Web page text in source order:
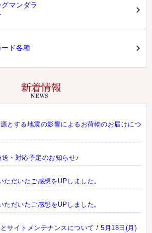
マンダラ
ド各種
とする地震の影響によるお荷物のお届けにつ
送・対応予定のお知らせ♪
ただいたご感想をUPしました。
ただいたご感想をUPしました。
サイトメンテナンスについて / 5月18日(月)